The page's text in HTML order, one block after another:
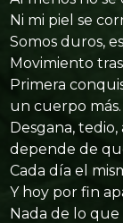
Ni mi piel se
Somos duros,
Movimiento
Primera
un cuerpo más.
Desgana,
depende de
Cada día el
Y hoy por fin
Nada de lo